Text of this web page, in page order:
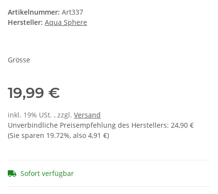
Artikelnummer: Art337
Hersteller: Aqua Sphere
Grösse
19,99 €
inkl. 19% USt. , zzgl. Versand
Unverbindliche Preisempfehlung des Herstellers: 24,90 €
(Sie sparen 19.72%, also 4,91 €)
Sofort verfügbar